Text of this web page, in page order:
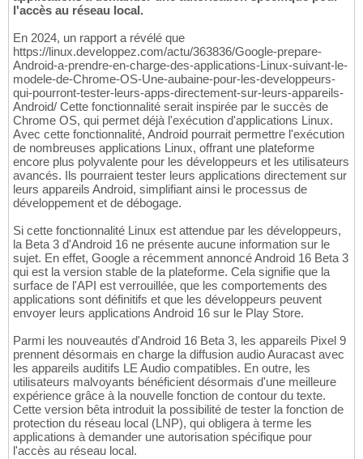
l'accès au réseau local.
En 2024, un rapport a révélé que
https://linux.developpez.com/actu/363836/Google-prepare-
Android-a-prendre-en-charge-des-applications-Linux-suivant-le-
modele-de-Chrome-OS-Une-aubaine-pour-les-developpeurs-
qui-pourront-tester-leurs-apps-directement-sur-leurs-appareils-
Android/ Cette fonctionnalité serait inspirée par le succès de
Chrome OS, qui permet déjà l'exécution d'applications Linux.
Avec cette fonctionnalité, Android pourrait permettre l'exécution
de nombreuses applications Linux, offrant une plateforme
encore plus polyvalente pour les développeurs et les utilisateurs
avancés. Ils pourraient tester leurs applications directement sur
leurs appareils Android, simplifiant ainsi le processus de
développement et de débogage.
Si cette fonctionnalité Linux est attendue par les développeurs,
la Beta 3 d'Android 16 ne présente aucune information sur le
sujet. En effet, Google a récemment annoncé Android 16 Beta 3
qui est la version stable de la plateforme. Cela signifie que la
surface de l'API est verrouillée, que les comportements des
applications sont définitifs et que les développeurs peuvent
envoyer leurs applications Android 16 sur le Play Store.
Parmi les nouveautés d'Android 16 Beta 3, les appareils Pixel 9
prennent désormais en charge la diffusion audio Auracast avec
les appareils auditifs LE Audio compatibles. En outre, les
utilisateurs malvoyants bénéficient désormais d'une meilleure
expérience grâce à la nouvelle fonction de contour du texte.
Cette version bêta introduit la possibilité de tester la fonction de
protection du réseau local (LNP), qui obligera à terme les
applications à demander une autorisation spécifique pour
l'accès au réseau local.